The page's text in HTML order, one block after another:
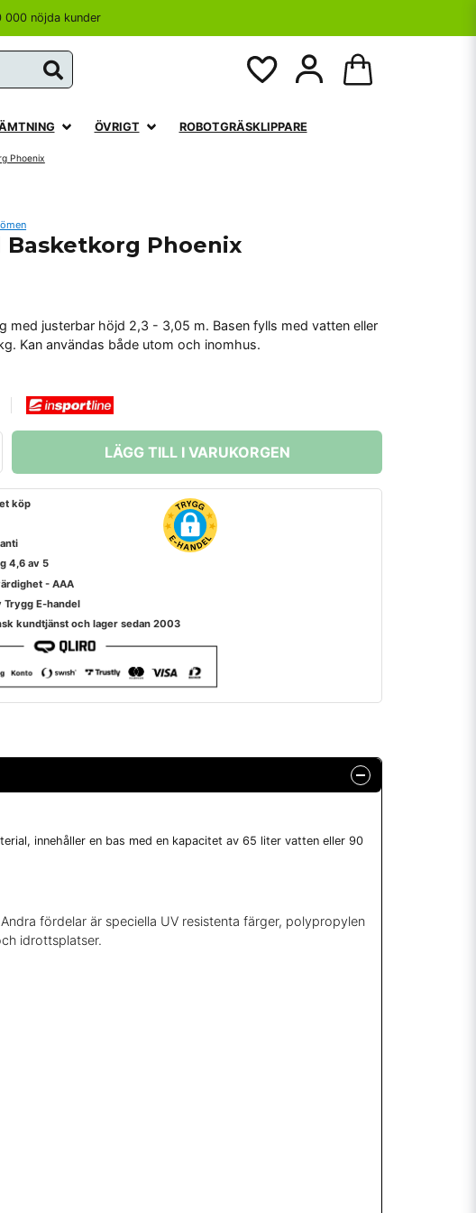
000 nöjda kunder
ÖVRIGT ROBOTGRÄSKLIPPARE
Phoenix
Basketkorg Phoenix
med justerbar höjd 2,3 - 3,05 m. Basen fylls med vatten eller
Kan användas både utom och inomhus.
LÄGG TILL I VARUKORGEN
köp
4,6 av 5
- AAA
Trygg E-handel
kundtjänst och lager sedan 2003
innehåller en bas med en kapacitet av 65 liter vatten eller 90
fördelar är speciella UV resistenta färger, polypropylen
idrottsplatser.